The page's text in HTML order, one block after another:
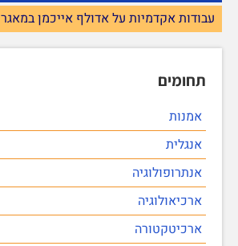
עבודות אקדמיות על אדולף אייכמן במאגר Seminarion.co.il
תחומים
אמנות
אנגלית
אנתרופולוגיה
ארכיאולוגיה
ארכיטקטורה